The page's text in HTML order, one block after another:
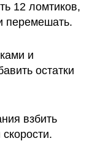
12 ломтиков,
перемешать.
и
остатки
взбить